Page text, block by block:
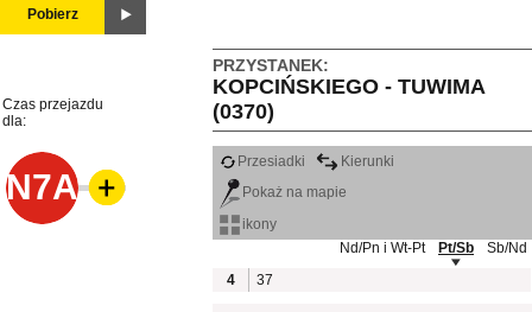
Pobierz
PRZYSTANEK:
KOPCIŃSKIEGO - TUWIMA
(0370)
Czas przejazdu
dla:
N7A
Przesiadki
Kierunki
Pokaż na mapie
ikony
Nd/Pn i Wt-Pt
Pt/Sb
Sb/Nd
4
37